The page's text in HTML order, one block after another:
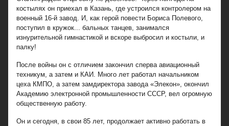
костылях он приехал в Казань, где устроился контролером на
военный 16-й завод. И, как герой повести Бориса Полевого,
поступил в кружок... бальных танцев, занимался
изнурительной гимнастикой и вскоре выбросил и костыли, и
палку!
После войны он с отличием закончил сперва авиационный
техникум, а затем и КАИ. Много лет работал начальником
цеха КМПО, а затем замдиректора завода «Элекон», окончил
Академию электронной промышленности СССР, вел огромную
общественную работу.
Он и сегодня, в свои 85 лет, продолжает активно работать в